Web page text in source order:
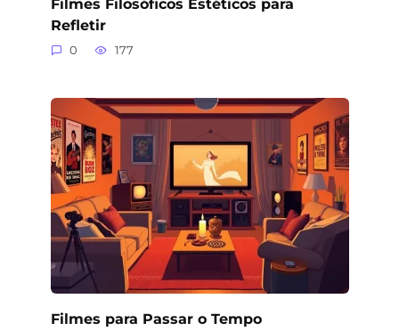
Filmes Filosóficos Estéticos para
Refletir
0 177
Filmes para Passar o Tempo